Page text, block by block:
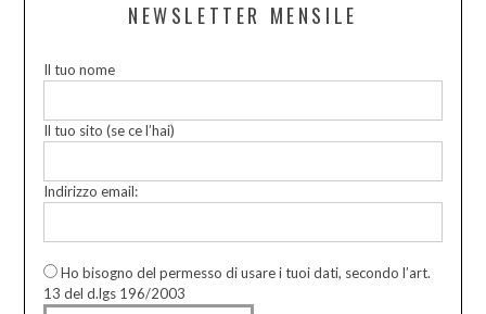
NEWSLETTER MENSILE
Il tuo nome
Il tuo sito (se ce l’hai)
Indirizzo email:
Ho bisogno del permesso di usare i tuoi dati, secondo l’art.
13 del d.lgs 196/2003